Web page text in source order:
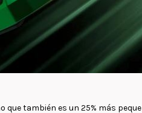
también es un 25% más